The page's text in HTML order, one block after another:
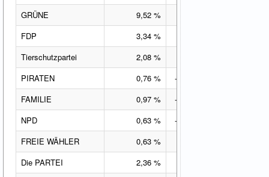
GRÜNE
9,52 %
5,70 %-Pkt.
FDP
3,34 %
1,99 %-Pkt.
Tierschutzpartei
2,08 %
1,20 %-Pkt.
PIRATEN
0,76 %
-1,23 %-Pkt.
FAMILIE
0,97 %
-0,86 %-Pkt.
NPD
0,63 %
-0,40 %-Pkt.
FREIE WÄHLER
0,63 %
0,15 %-Pkt.
Die PARTEI
2,36 %
1,72 %-Pkt.